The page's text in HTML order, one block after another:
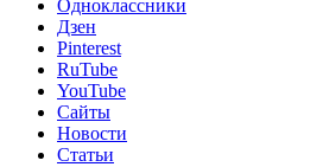
Одноклассники
Дзен
Pinterest
RuTube
YouTube
Сайты
Новости
Статьи